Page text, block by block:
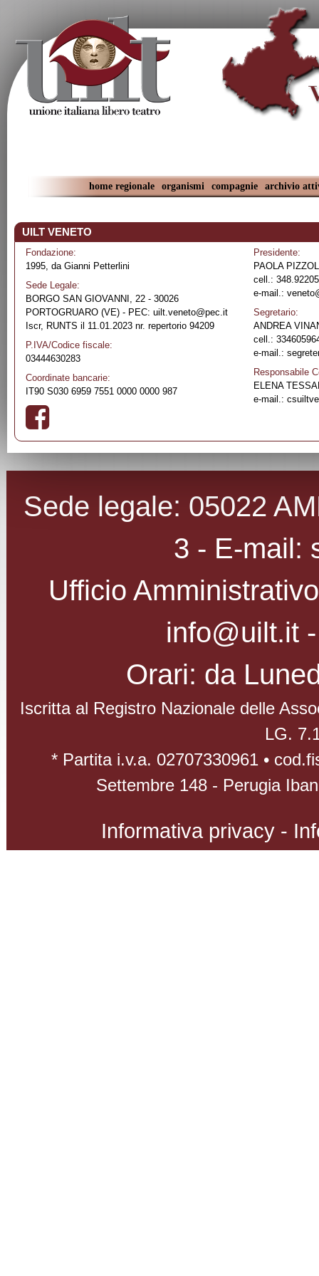
home regionale organismi compagnie archivio
UILT VENETO
Fondazione:
1995, da Gianni Petterlini
Sede Legale:
BORGO SAN GIOVANNI, 22 - 30026
PORTOGRUARO (VE) - PEC: uilt.veneto@pec.it
Iscr, RUNTS il 11.01.2023 nr. repertorio 94209
P.IVA/Codice fiscale:
03444630283
Coordinate bancarie:
IT90 S030 6959 7551 0000 0000 987
Presidente:
PAOLA
cell.:
e-mail.:
Segretario:
ANDREA
cell.:
e-mail.:
Responsabile
ELENA
e-mail.:
Sede legale: 05022
3 - E-mail:
Ufficio
info@uilt.it
Orari: da
Iscritta al Registro Nazionale delle
LG.
* Partita i.v.a. 02707330961 •
Settembre 148 - Perugia
Informativa privacy -